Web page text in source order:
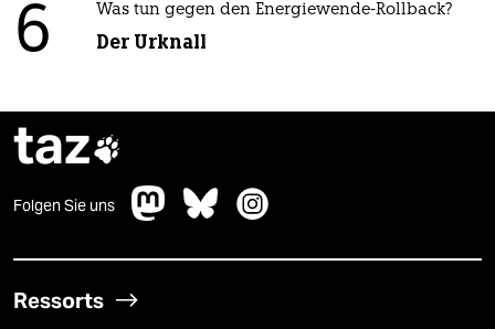
6 Was tun gegen den Energiewende-Rollback?
Der Urknall
taz
Folgen Sie uns
Ressorts